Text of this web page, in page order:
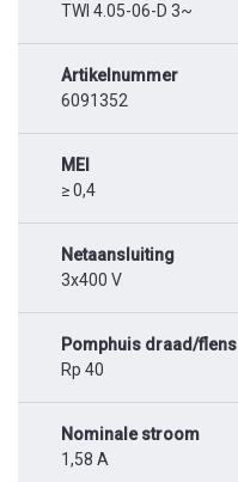
TWI 4.05-06-D 3~
Artikelnummer
6091352
MEI
≥ 0,4
Netaansluiting
3x400 V
Pomphuis draad/flens
Rp 40
Nominale stroom
1,58 A